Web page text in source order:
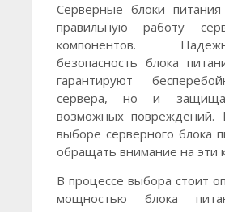
Серверные блоки
правильную работу
компонентов.
безопасность блока
гарантируют
сервера, но и
возможных повреждений.
выборе серверного блока
обращать внимание на эти
В процессе выбора стоит
мощностью блока